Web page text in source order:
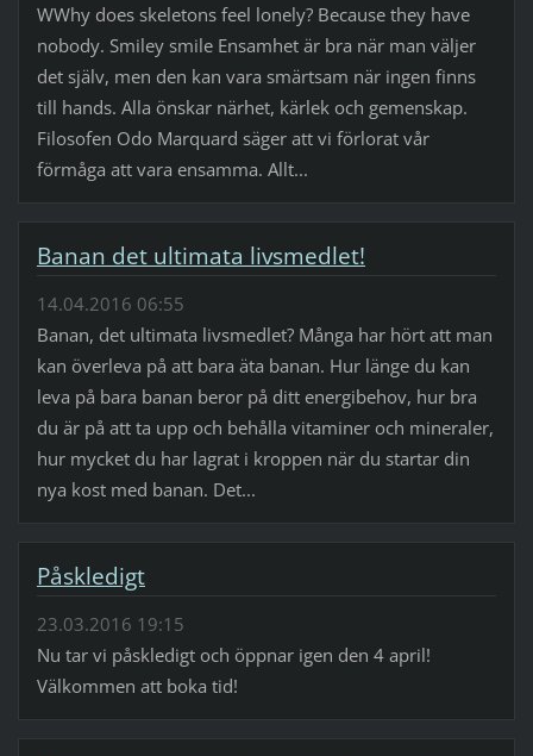
WWhy does skeletons feel lonely? Because they have
nobody. Smiley smile Ensamhet är bra när man väljer
det själv, men den kan vara smärtsam när ingen finns
till hands. Alla önskar närhet, kärlek och gemenskap.
Filosofen Odo Marquard säger att vi förlorat vår
förmåga att vara ensamma. Allt...
Banan det ultimata livsmedlet!
14.04.2016 06:55
Banan, det ultimata livsmedlet? Många har hört att man
kan överleva på att bara äta banan. Hur länge du kan
leva på bara banan beror på ditt energibehov, hur bra
du är på att ta upp och behålla vitaminer och mineraler,
hur mycket du har lagrat i kroppen när du startar din
nya kost med banan. Det...
Påskledigt
23.03.2016 19:15
Nu tar vi påskledigt och öppnar igen den 4 april!
Välkommen att boka tid!